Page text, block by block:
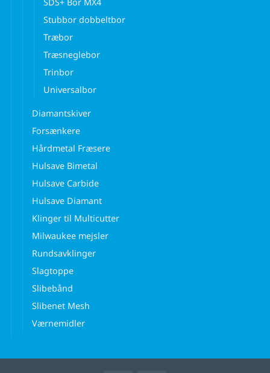
Stubbor dobbeltbor
Træbor
Træsneglebor
Trinbor
Universalbor
Diamantskiver
Forsænkere
Hårdmetal Fræsere
Hulsave Bimetal
Hulsave Carbide
Hulsave Diamant
Klinger til Multicutter
Milwaukee mejsler
Rundsavklinger
Slagtoppe
Slibebånd
Slibenet Mesh
Værnemidler